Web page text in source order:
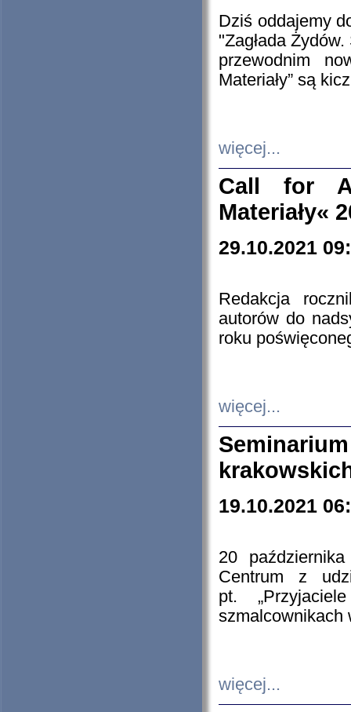
Dziś oddajemy
"Zagłada
przewodnim
Materiały” są
więcej...
Call for
Materiały«
29.10.2021
Redakcja
autorów do
roku
więcej...
19.10.2021
20
Centrum z
pt.
szmalcownikach
więcej...